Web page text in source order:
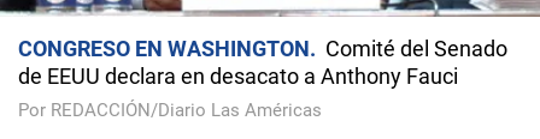
CONGRESO EN WASHINGTON
Comité del Senado
de EEUU declara en desacato a Anthony Fauci
Por REDACCIÓN/Diario Las Américas